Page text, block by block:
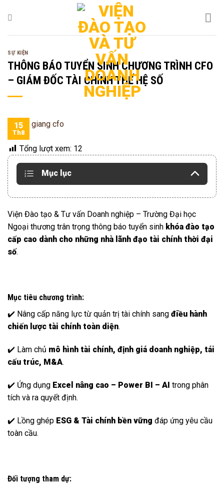
qua
SỰ KIỆN
THÔNG BÁO TUYỂN SINH CHƯƠNG TRÌNH CFO
– GIÁM ĐỐC TÀI CHÍNH THẾ HỆ SỐ
15
Th8
Tổng lượt xem: 12
Mục lục
Viện Đào tạo & Tư vấn Doanh nghiệp – Trường Đại học
Ngoại thương trân trọng thông báo tuyển sinh khóa đào tạo
cấp cao dành cho những nhà lãnh đạo tài chính thời đại
số.
Mục tiêu chương trình:
✔️ Nâng cấp năng lực từ quản trị tài chính sang điều hành
chiến lược tài chính toàn diện.
✔️ Làm chủ mô hình tài chính, định giá doanh nghiệp, tái
cấu trúc, M&A.
✔️ Ứng dụng Excel nâng cao – Power BI – AI trong phân
tích và ra quyết định.
✔️ Lồng ghép ESG & Tài chính bền vững đáp ứng yêu cầu
toàn cầu.
Đối tượng tham dự: